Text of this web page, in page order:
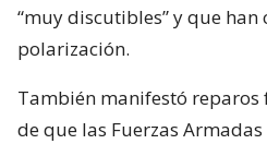
“muy discutibles” y que
polarización.
También manifestó
de que las Fuerzas